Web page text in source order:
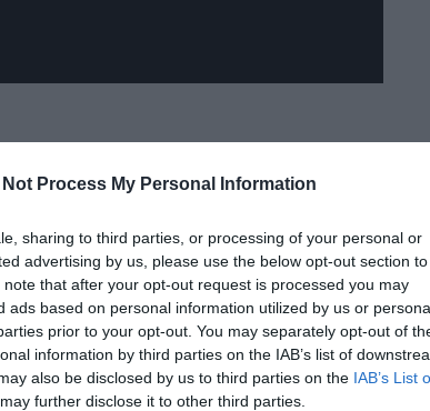
Not Process My Personal Information
sharing to third parties, or processing of your personal or
advertising by us, please use the below opt-out section to
that after your opt-out request is processed you may
ads based on personal information utilized by us or
prior to your opt-out. You may separately opt-out of
information by third parties on the IAB’s list of
also be disclosed by us to third parties on the IAB’s List
further disclose it to other third parties.
ad